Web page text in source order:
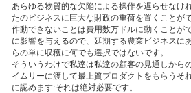
あらゆる物質的な欠陥による操作を遅らせなけ
たのビジネスに巨大な財政の重荷を置くことが
作動できないことは費用数万ドルに動くことが
に影響を与えるので、延期する農業ビジネスに
らの単に収穫に何でも選択ではないです。
そういうわけで私達は私達の顧客の見通しから
イムリーに渡して最上質プロダクトをもらうそ
に認めます:それは絶対必要です。